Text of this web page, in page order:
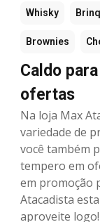
Whisky
Brownies
Caldo
ofertas
Na loja Max
variedade de
você também
tempero em
em promoção
Atacadista
aproveite